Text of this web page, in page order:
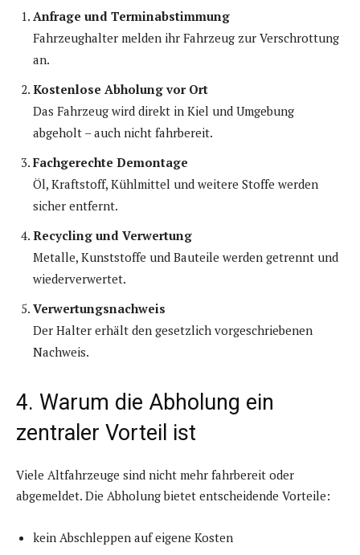
Anfrage und Terminabstimmung
Fahrzeughalter melden ihr Fahrzeug zur Verschrottung
an.
Kostenlose Abholung vor Ort
Das Fahrzeug wird direkt in Kiel und Umgebung
abgeholt – auch nicht fahrbereit.
Fachgerechte Demontage
Öl, Kraftstoff, Kühlmittel und weitere Stoffe werden
sicher entfernt.
Recycling und Verwertung
Metalle, Kunststoffe und Bauteile werden getrennt und
wiederverwertet.
Verwertungsnachweis
Der Halter erhält den gesetzlich vorgeschriebenen
Nachweis.
4. Warum die Abholung ein
zentraler Vorteil ist
Viele Altfahrzeuge sind nicht mehr fahrbereit oder
abgemeldet. Die Abholung bietet entscheidende Vorteile:
kein Abschleppen auf eigene Kosten